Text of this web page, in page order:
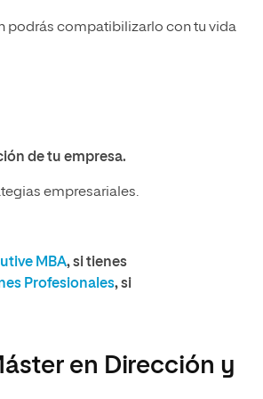
podrás compatibilizarlo con tu vida
de tu empresa.
empresariales.
MBA, si tienes
Profesionales, si
en Dirección y